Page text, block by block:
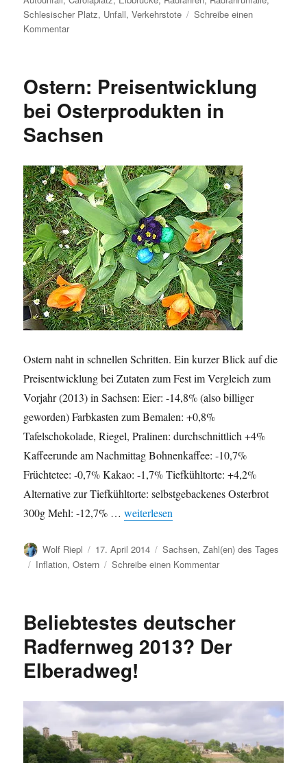
Schlesischer Platz, Unfall,Verkehrstote
Schreibe einen
Kommentarzu
2013:
Zahlen
Ostern: Preisentwicklung
bei Osterprodukten in
Sachsen
Ostern naht in schnellen Schritten. Ein kurzer Blick auf die
Preisentwicklung bei Zutaten zum Fest im Vergleich zum
Vorjahr (2013) in Sachsen: Eier: -14,8% (also billiger
geworden) Farbkasten zum Bemalen: +0,8%
Tafelschokolade, Riegel, Pralinen: durchschnittlich +4%
Kaffeerunde am Nachmittag Bohnenkaffee: -10,7%
Früchtetee: -0,7% Kakao: -1,7% Tiefkühltorte: +4,2%
Alternative zur Tiefkühltorte: selbstgebackenes Osterbrot
300g Mehl: -12,7% …„Ostern: Preisentwicklung bei
weiterlesen
Autor
Wolf Riepl
Veröffentlicht
am
17. April 2014 Kategorien
Sachsen,Zahl(en) des Tages
Schlagwörter
Inflation,Ostern Schreibe einen Kommentarzu
Osterprodukten
Sachsen
Beliebtestes deutscher
Radfernweg 2013? Der
Elberadweg!